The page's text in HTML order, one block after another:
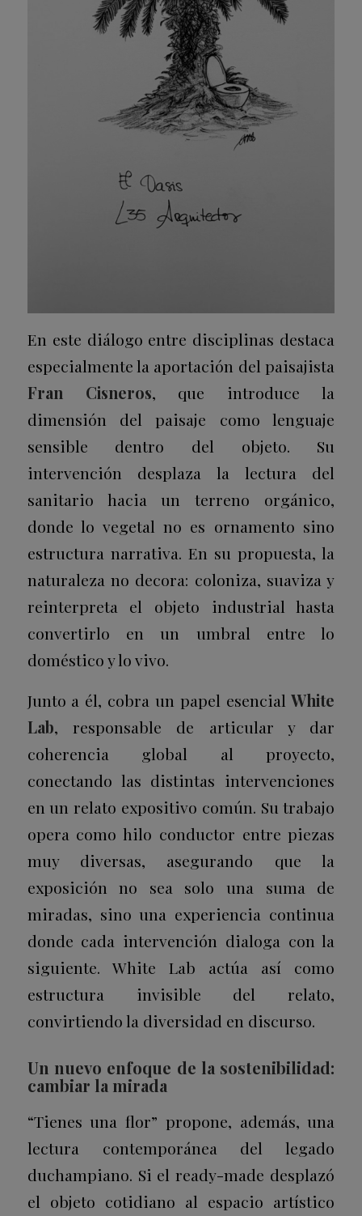
En este diálogo entre disciplinas destaca
especialmente la aportación del paisajista
Fran Cisneros, que introduce la
dimensión del paisaje como lenguaje
sensible dentro del objeto. Su
intervención desplaza la lectura del
sanitario hacia un terreno orgánico,
donde lo vegetal no es ornamento sino
estructura narrativa. En su propuesta, la
naturaleza no decora: coloniza, suaviza y
reinterpreta el objeto industrial hasta
convertirlo en un umbral entre lo
doméstico y lo vivo.
Junto a él, cobra un papel esencialWhite
Lab, responsable de articular y dar
coherencia global al proyecto,
conectando las distintas intervenciones
en un relato expositivo común. Su trabajo
opera como hilo conductor entre piezas
muy diversas, asegurando que la
exposición no sea solo una suma de
miradas, sino una experiencia continua
donde cada intervención dialoga con la
siguiente. White Lab actúa así como
estructura invisible del relato,
convirtiendo la diversidad en discurso.
Un nuevo enfoque de la sostenibilidad:
cambiar la mirada
“Tienes una flor” propone, además, una
lectura contemporánea del legado
duchampiano. Si el ready-made desplazó
el objeto cotidiano al espacio artístico